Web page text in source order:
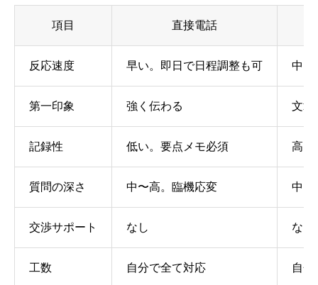
項目 直接電話
反応速度 早い。即日で日程調整も可 中。
第一印象 強く伝わる 文章
記録性 低い。要点メモ必須 高い
質問の深さ 中〜高。臨機応変 中。
交渉サポート なし なし
工数 自分で全て対応 自分